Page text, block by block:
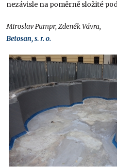
nezávisle na poměrně složité
Miroslav Pumpr, Zdeněk Vávra,
Betosan, s. r. o.